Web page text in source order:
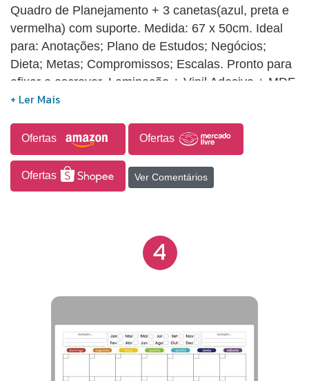
Quadro de Planejamento + 3 canetas(azul, preta e
vermelha) com suporte. Medida: 67 x 50cm. Ideal
para: Anotações; Plano de Estudos; Negócios;
Dieta; Metas; Compromissos; Escalas. Pronto para
afixar e escrever. Laminação + Vinil Adesivo + MDF
3mm. Recomendamos limpeza periódica com
performance.
Ofertas Ofertas
Ofertas Ver Comentários
4